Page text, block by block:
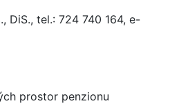
DiS., tel.: 724 740 164, e-
prostor penzionu